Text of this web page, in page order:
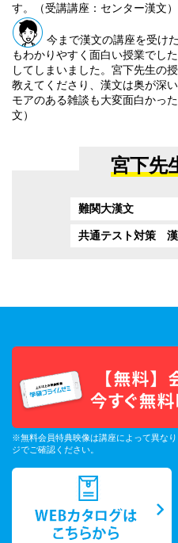
す。（受講講座：センター漢文）
今まで漢文の講座を受け
もわかりやすく面白い授業でし
してしまいました。宮下先生の
教えてくださり、漢文は奥が深
モアのある雑談も大変面白かっ
文）
宮下先
難関大漢文
共通テスト対策
※無料会員特典映像は講座によって異な
ジでご確認ください。